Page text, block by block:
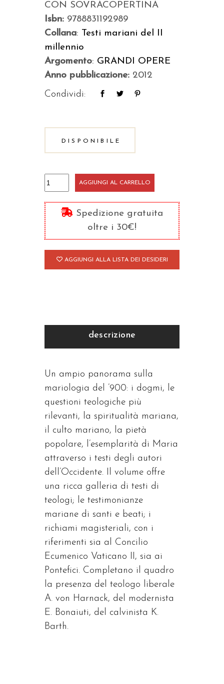
CON SOVRACOPERTINA
Isbn: 9788831192989
Collana: Testi mariani del II
millennio
Argomento: GRANDI OPERE
Anno pubblicazione: 2012
Condividi:
DISPONIBILE
Testi
mariani
del
secondo
millennio
quantità
AGGIUNGI AL CARRELLO
Spedizione gratuita
oltre i 30€!
AGGIUNGI ALLA LISTA DEI DESIDERI
descrizione
Un ampio panorama sulla
mariologia del ’900: i dogmi, le
questioni teologiche più
rilevanti, la spiritualità mariana,
il culto mariano, la pietà
popolare, l’esemplarità di Maria
attraverso i testi degli autori
dell’Occidente. Il volume offre
una ricca galleria di testi di
teologi; le testimonianze
mariane di santi e beati; i
richiami magisteriali, con i
riferimenti sia al Concilio
Ecumenico Vaticano II, sia ai
Pontefici. Completano il quadro
la presenza del teologo liberale
A. von Harnack, del modernista
E. Bonaiuti, del calvinista K.
Barth.